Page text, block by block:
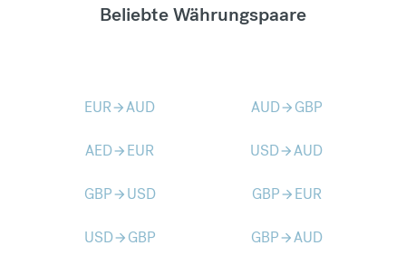
Beliebte Währungspaare
EURarrow_forwardAUD AUDarrow_forward GBP
AEDarrow_forward EUR USDarrow_forwardAUD
GBParrow_forward USD GBParrow_forward EUR
USDarrow_forward GBP GBParrow_forwardAUD